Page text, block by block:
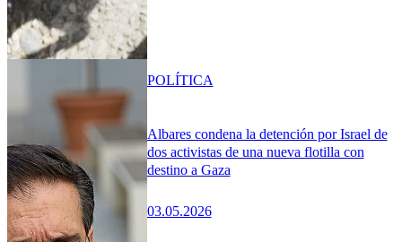
Albares condena la detención por Israel de
dos activistas de una nueva flotilla con
destino a Gaza
03.05.2026
POLÍTICA